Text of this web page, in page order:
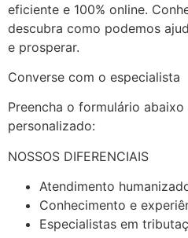
eficiente e 100% online.
descubra como podemos
e prosperar.
Converse com o especialista
Preencha o formulário
personalizado:
NOSSOS DIFERENCIAIS
Atendimento
Conhecimento e
Especialistas em